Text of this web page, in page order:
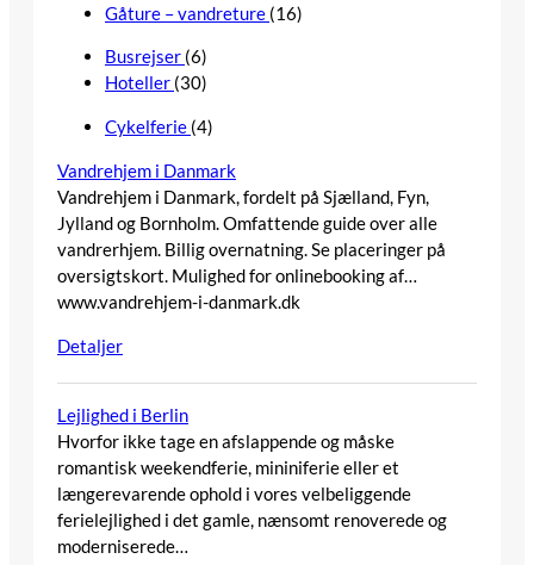
Gåture – vandreture (16)
Busrejser (6)
Hoteller (30)
Cykelferie (4)
Vandrehjem i Danmark
Vandrehjem i Danmark, fordelt på Sjælland, Fyn,
Jylland og Bornholm. Omfattende guide over alle
vandrerhjem. Billig overnatning. Se placeringer på
oversigtskort. Mulighed for onlinebooking af…
www.vandrehjem-i-danmark.dk
Detaljer
Lejlighed i Berlin
Hvorfor ikke tage en afslappende og måske
romantisk weekendferie, mininiferie eller et
længerevarende ophold i vores velbeliggende
ferielejlighed i det gamle, nænsomt renoverede og
moderniserede…